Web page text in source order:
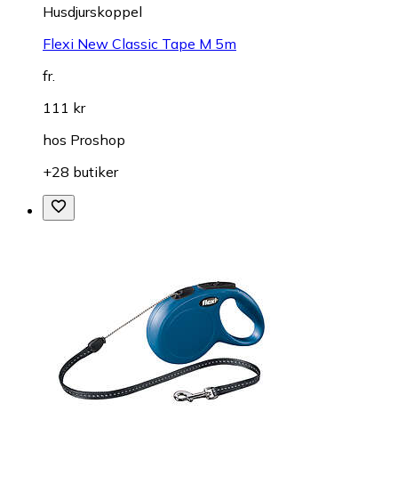
Husdjurskoppel
Flexi New Classic Tape M 5m
fr.
111 kr
hos Proshop
+28 butiker